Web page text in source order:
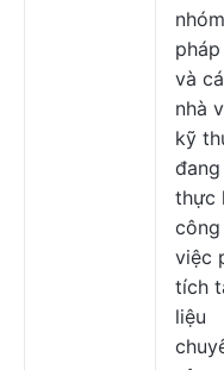
nhóm
và
nhà
kỹ
đang
thực
công
việc
tích
liệu